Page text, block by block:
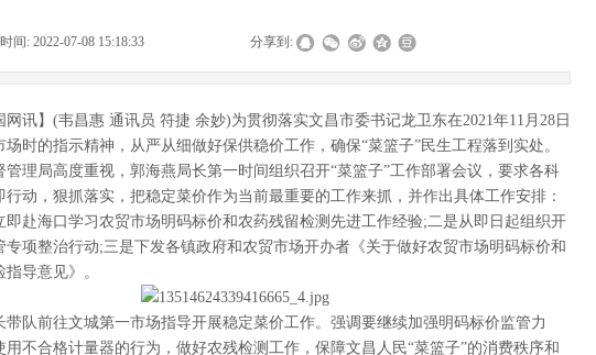
间: 2022-07-08 15:18:33 分享到:
网讯】(韦昌惠 通讯员 符捷 余妙)为贯彻落实文昌市委书记龙卫东在2021年11月28日
时的指示精神，从严从细做好保供稳价工作，确保“菜篮子”民生工程落到实处。
管理局高度重视，郭海燕局长第一时间组织召开“菜篮子”工作部署会议，要求各科
行动，狠抓落实，把稳定菜价作为当前最重要的工作来抓，并作出具体工作安排：
即赴海口学习农贸市场明码标价和农药残留检测先进工作经验;二是从即日起组织开
专项整治行动;三是下发各镇政府和农贸市场开办者《关于做好农贸市场明码标价和
导意见》。
带队前往文城第一市场指导开展稳定菜价工作。强调要继续加强明码标价监管力
用不合格计量器的行为，做好农残检测工作，保障文昌人民“菜篮子”的消费秩序和